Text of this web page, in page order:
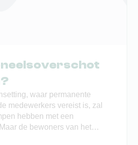
waar permanente
medewerkers vereist is, zal
hebben met een
de bewoners van het
soms naar een dagcentrum